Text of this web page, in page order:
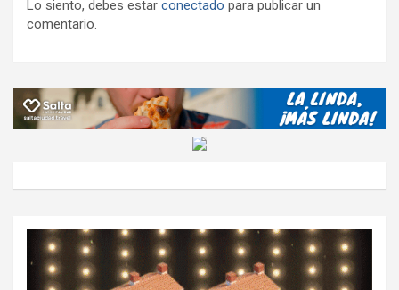
Lo siento, debes estar conectado para publicar un
comentario.